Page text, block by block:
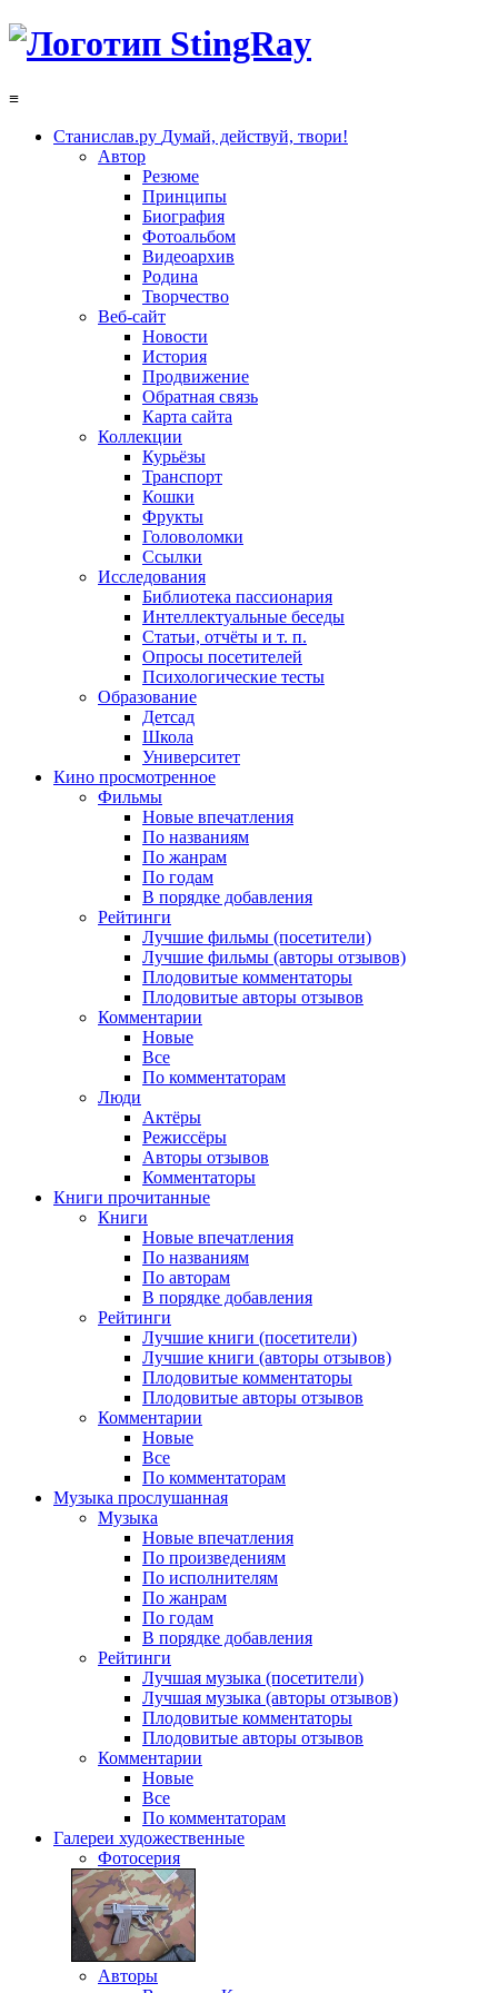
≡
Станислав.ру Думай, действуй, твори!
Автор
Резюме
Принципы
Биография
Фотоальбом
Видеоархив
Родина
Творчество
Веб-сайт
Новости
История
Продвижение
Обратная связь
Карта сайта
Коллекции
Курьёзы
Транспорт
Кошки
Фрукты
Головоломки
Ссылки
Исследования
Библиотека пассионария
Интеллектуальные беседы
Статьи, отчёты и т. п.
Опросы посетителей
Психологические тесты
Образование
Детсад
Школа
Университет
Кино просмотренное
Фильмы
Новые впечатления
По названиям
По жанрам
По годам
В порядке добавления
Рейтинги
Лучшие фильмы (посетители)
Лучшие фильмы (авторы отзывов)
Плодовитые комментаторы
Плодовитые авторы отзывов
Комментарии
Новые
Все
По комментаторам
Люди
Актёры
Режиссёры
Авторы отзывов
Комментаторы
Книги прочитанные
Книги
Новые впечатления
По названиям
По авторам
В порядке добавления
Рейтинги
Лучшие книги (посетители)
Лучшие книги (авторы отзывов)
Плодовитые комментаторы
Плодовитые авторы отзывов
Комментарии
Новые
Все
По комментаторам
Музыка прослушанная
Музыка
Новые впечатления
По произведениям
По исполнителям
По жанрам
По годам
В порядке добавления
Рейтинги
Лучшая музыка (посетители)
Лучшая музыка (авторы отзывов)
Плодовитые комментаторы
Плодовитые авторы отзывов
Комментарии
Новые
Все
По комментаторам
Галереи художественные
Фотосерия
Авторы